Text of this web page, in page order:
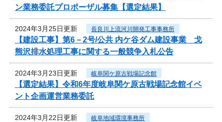
ン業務委託プロポーザル募集【選定結果】
2024年3月25日更新 長良川上流河川開発工事事務所
【建設工事】第6－2号/公共 内ケ谷ダム建設事業 戈
熊沢排水処理工事に関する一般競争入札公告
2024年3月23日更新 岐阜関ケ原古戦場記念館
【選定結果】令和6年度岐阜関ケ原古戦場記念館イベ
ント企画運営業務委託
2024年3月22日更新 岐阜地域環境事務所